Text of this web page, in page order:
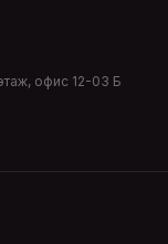
офис 12-03 Б